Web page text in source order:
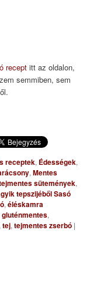
recept itt az oldalon,
semmiben, sem
receptek, Édességek,
,Mentes
sütemények,
tepszijéből Sasó
,éléskamra
gluténmentes,
,tej,tejmentes zserbó |